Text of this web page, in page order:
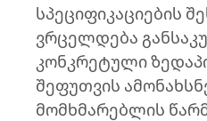
სპეციფიკაციების
ვრცელდება
კონკრეტული
შეფუთვის
მომხმარებლის